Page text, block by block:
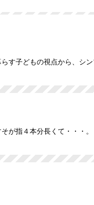
す子どもの視点から、シ
が指４本分長くて・・・